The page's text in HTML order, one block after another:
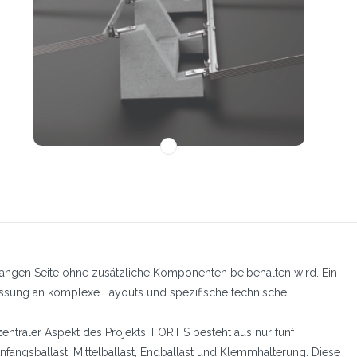
Seite ohne zusätzliche Komponenten beibehalten wird. Ein
an komplexe Layouts und spezifische technische
Aspekt des Projekts. FORTIS besteht aus nur fünf
Mittelballast, Endballast und Klemmhalterung. Diese